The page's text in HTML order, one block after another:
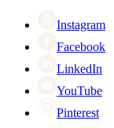
Cyber
Instagram
Facebook
LinkedIn
YouTube
Pinterest